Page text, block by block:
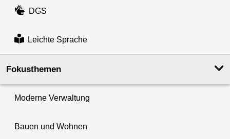
DGS
Leichte Sprache
Fokusthemen
Moderne Verwaltung
Bauen und Wohnen